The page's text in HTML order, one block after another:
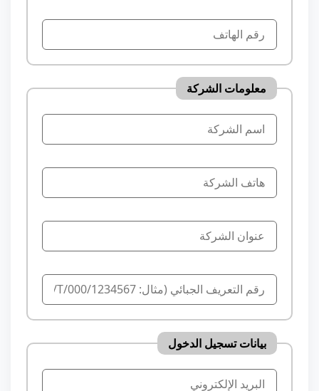
معلومات الشركة
بيانات تسجيل الدخول